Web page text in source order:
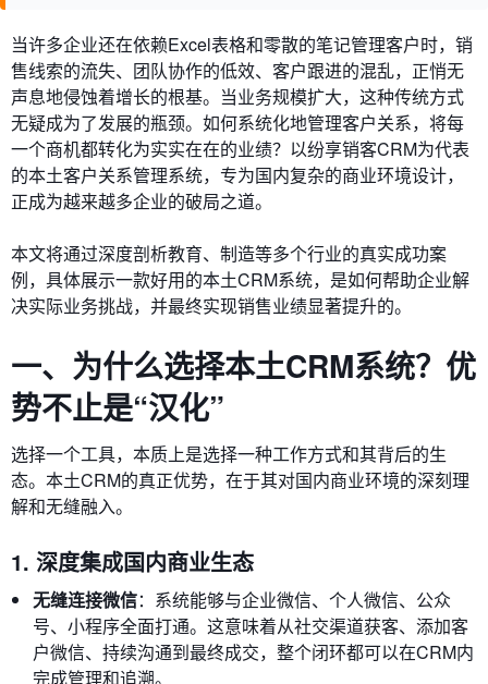
当许多企业还在依赖Excel表格和零散的笔记管理客户时，销
售线索的流失、团队协作的低效、客户跟进的混乱，正悄无
声息地侵蚀着增长的根基。当业务规模扩大，这种传统方式
无疑成为了发展的瓶颈。如何系统化地管理客户关系，将每
一个商机都转化为实实在在的业绩？以纷享销客CRM为代表
的本土客户关系管理系统，专为国内复杂的商业环境设计，
正成为越来越多企业的破局之道。
本文将通过深度剖析教育、制造等多个行业的真实成功案
例，具体展示一款好用的本土CRM系统，是如何帮助企业解
决实际业务挑战，并最终实现销售业绩显著提升的。
一、为什么选择本土CRM系统？优
势不止是“汉化”
选择一个工具，本质上是选择一种工作方式和其背后的生
态。本土CRM的真正优势，在于其对国内商业环境的深刻理
解和无缝融入。
1. 深度集成国内商业生态
无缝连接微信：系统能够与企业微信、个人微信、公众
号、小程序全面打通。这意味着从社交渠道获客、添加客
户微信、持续沟通到最终成交，整个闭环都可以在CRM内
完成管理和追溯。